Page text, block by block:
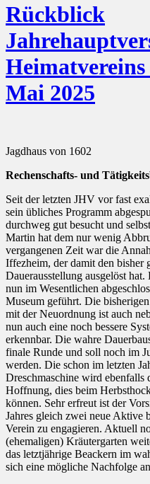
Rückblick
Heimatvereins
Mai 2025
Jagdhaus von 1602
Rechenschafts- und
Seit der letzten JHV vor fast
sein übliches Programm
durchweg gut besucht und
Martin hat dem nur wenig
vergangenen Zeit war die
Iffezheim, der damit den bisher
Dauerausstellung ausgelöst
nun im Wesentlichen
Museum geführt. Die
mit der Neuordnung ist auch
nun auch eine noch bessere
erkennbar. Die wahre
finale Runde und soll noch im
werden. Die schon im letzten
Dreschmaschine wird ebenfalls
Hoffnung, dies beim
können. Sehr erfreut ist der
Jahres gleich zwei neue Aktive
Verein zu engagieren. Aktuell
(ehemaligen) Kräutergarten
das letztjährige Beackern im
sich eine mögliche Nachfolge